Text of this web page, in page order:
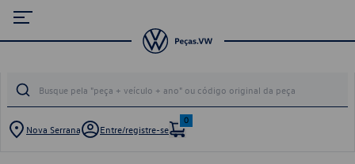
Nova Serrana Entre/registre-se
0